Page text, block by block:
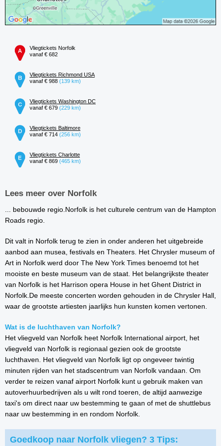
Vliegtickets Norfolk
vanaf € 682
Vliegtickets Richmond USA
vanaf € 988 (139 km)
Vliegtickets Washington DC
vanaf € 679 (229 km)
Vliegtickets Baltimore
vanaf € 714 (256 km)
Vliegtickets Charlotte
vanaf € 869 (465 km)
Lees meer over Norfolk
... bebouwde regio.Norfolk is het culturele centrum van de Hampton
Roads regio.
Dit valt in Norfolk terug te zien in onder anderen het uitgebreide
aanbod aan musea, festivals en Theaters. Het Chrysler museum of
Art in Norfolk werd door The New York Times benoemd tot het
mooiste en beste museum van de staat. Het belangrijkste theater
van Norfolk is het Harrison opera House in het Ghent District in
Norfolk.De meeste concerten worden gehouden in de Chrysler Hall,
waar de grootste artiesten jaarlijks hun kunsten komen vertonen.
Wat is de luchthaven van Norfolk?
Het vliegveld van Norfolk heet Norfolk International airport, het
vliegveld van Norfolk is regionaal gezien ook de grootste
luchthaven. Het vliegveld van Norfolk ligt op ongeveer twintig
minuten rijden van het stadscentrum van Norfolk vandaan. Om
verder te reizen vanaf airport Norfolk kunt u gebruik maken van
autoverhuurbedrijven als u wilt rond toeren, de altijd aanwezige
taxi's om direct naar uw bestemming te gaan of met de shuttlebus
naar uw bestemming in en rondom Norfolk.
Goedkoop naar Norfolk vliegen? 3 Tips: